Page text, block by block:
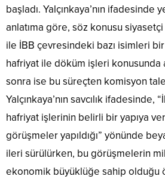
başladı. Yalçınkaya’nın ifadesinde
anlatıma göre, söz konusu
ile İBB çevresindeki bazı isimleri
hafriyat ile döküm işleri konusunda
sonra ise bu süreçten komisyon
Yalçınkaya’nın savcılık ifadesinde,
hafriyat işlerinin belirli bir yapıya
görüşmeler yapıldığı” yönünde
ileri sürülürken, bu görüşmelerin
ekonomik büyüklüğe sahip olduğu